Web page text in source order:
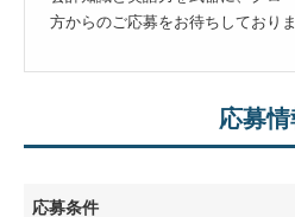
方からのご応募をお待ちしておりま
応募
応募条件